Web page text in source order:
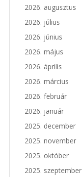
2026. augusztus
2026. július
2026. június
2026. május
2026. április
2026. március
2026. február
2026. január
2025. december
2025. november
2025. október
2025. szeptember